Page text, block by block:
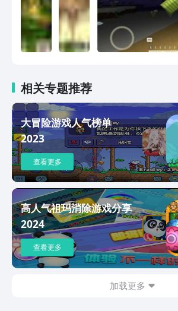
相关专题推荐
大冒险游戏人气榜单
2023
查看更多
高人气祖玛消除游戏分享
2024
查看更多
加载更多